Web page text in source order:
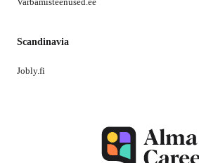
Scandinavia
Jobly.fi